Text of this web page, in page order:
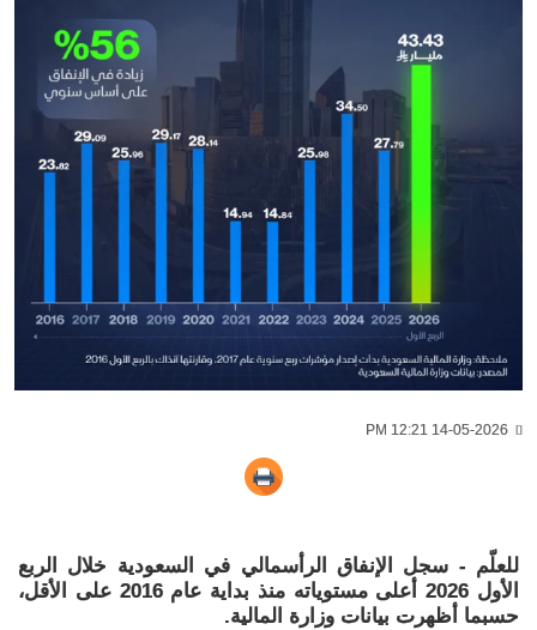
للعلّم - سجل الإنفاق الرأسمالي في السعودية خلال الربع
الأول 2026 أعلى مستوياته منذ بداية عام 2016 على الأقل،
حسبما أظهرت بيانات وزارة المالية.